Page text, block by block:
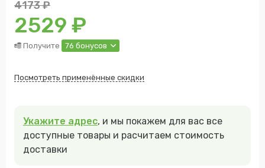
4173₽
2529 ₽
Получите 76 бонусов
Посмотреть применённые скидки
Укажите адрес, и мы покажем для вас все
доступные товары и расчитаем стоимость
доставки